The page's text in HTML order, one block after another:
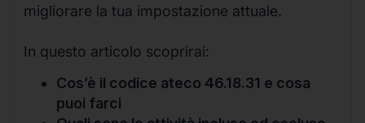
migliorare la tua impostazione attuale.
In questo articolo scoprirai:
Cos’è il codice ateco 46.18.31 e cosa
puoi farci